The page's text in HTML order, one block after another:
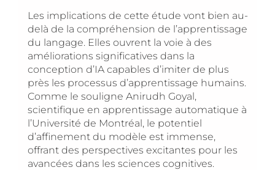
Les implications de cette étude vont bien au-
delà de la compréhension de l’apprentissage
du langage. Elles ouvrent la voie à des
améliorations significatives dans la
conception d’IA capables d’imiter de plus
près les processus d’apprentissage humains.
Comme le souligne Anirudh Goyal,
scientifique en apprentissage automatique à
l’Université de Montréal, le potentiel
d’affinement du modèle est immense,
offrant des perspectives excitantes pour les
avancées dans les sciences cognitives.